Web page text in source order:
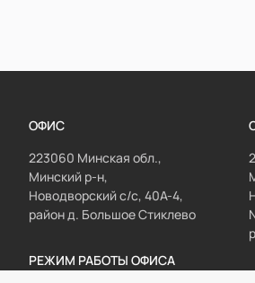
ОФИС
223060 Минская обл.,
Минский р-н,
Новодворский с/с, 40А-4,
район д. Большое Стиклево
РЕЖИМ РАБОТЫ ОФИСА